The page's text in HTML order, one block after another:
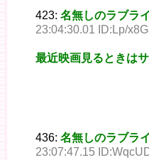
423: 名無しのラブラ
23:04:30.01 ID:Lp/
最近映画見るときは
436: 名無しのラブラ
23:07:47.15